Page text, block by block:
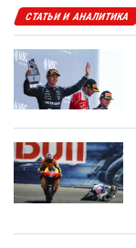
СТАТЬИ И АНАЛИТИКА